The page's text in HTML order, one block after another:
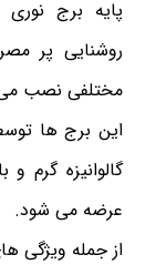
روشنایی پر
مختلفی نصب
این برج ها
عرضه می شود.